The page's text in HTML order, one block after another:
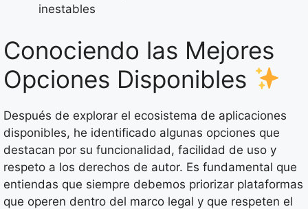
inestables
Conociendo las Mejores
Opciones Disponibles
Después de explorar el ecosistema de aplicaciones
disponibles, he identificado algunas opciones que
destacan por su funcionalidad, facilidad de uso y
respeto a los derechos de autor. Es fundamental que
entiendas que siempre debemos priorizar plataformas
que operen dentro del marco legal y que respeten el